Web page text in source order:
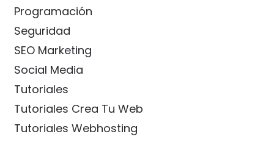
Programación
Seguridad
SEO Marketing
Social Media
Tutoriales
Tutoriales Crea Tu Web
Tutoriales Webhosting